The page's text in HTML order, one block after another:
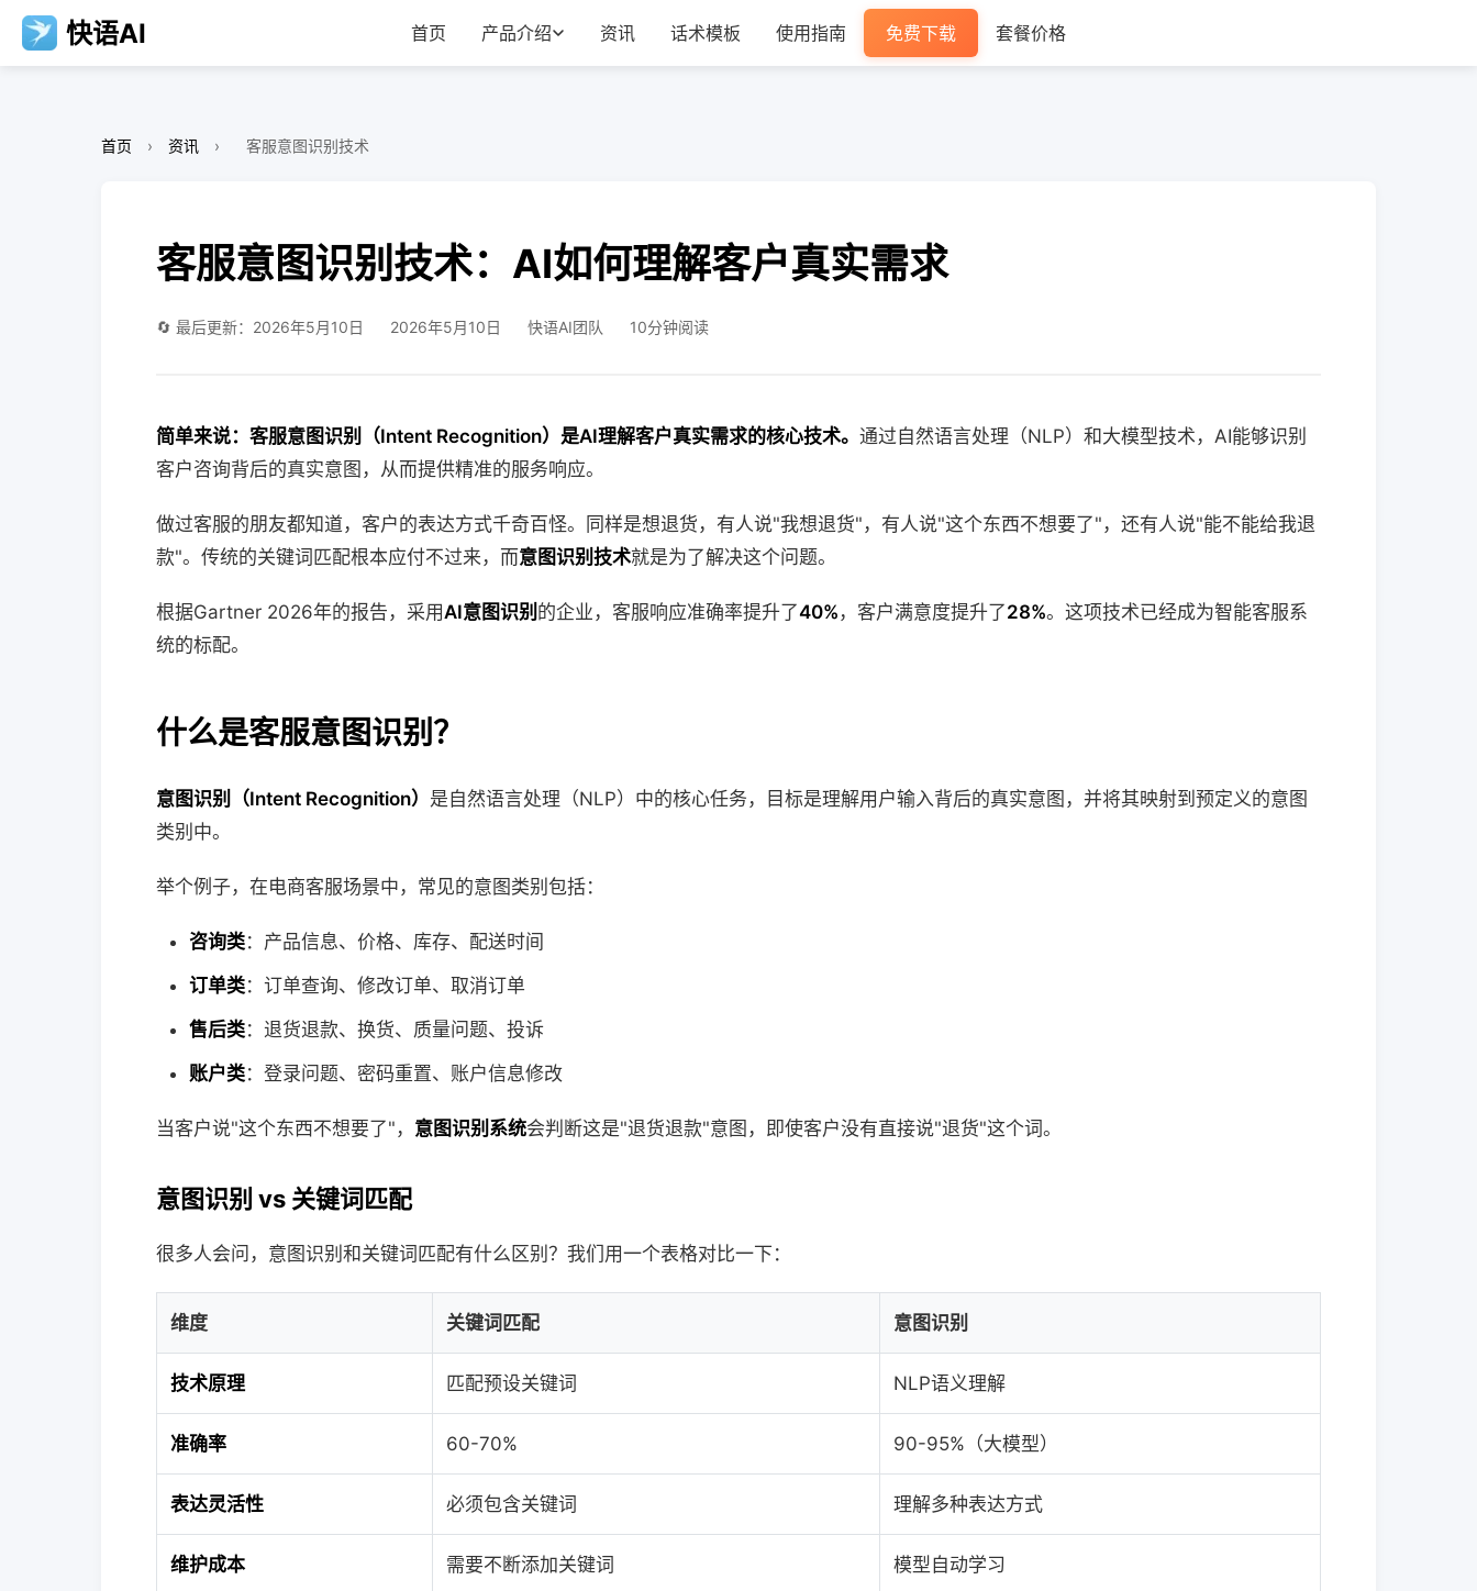
快语AI 首页 产品介绍 资讯 话术模板 使用指南 免费下载 套餐价格
首页 › 资讯 › 客服意图识别技术
客服意图识别技术：AI如何理解客户真实需求
🔄 最后更新：2026年5月10日 2026年5月10日 快语AI团队 10分钟阅读
简单来说：客服意图识别（Intent Recognition）是AI理解客户真实需求的核心技术。 通过自然语言处理（NLP）和大模型技术，AI能够识别
客户咨询背后的真实意图，从而提供精准的服务响应。
做过客服的朋友都知道，客户的表达方式千奇百怪。同样是想退货，有人说"我想退货"，有人说"这个东西不想要了"，还有人说"能不能给我退
款"。传统的关键词匹配根本应付不过来，而意图识别技术就是为了解决这个问题。
根据Gartner 2026年的报告，采用AI意图识别 的企业，客服响应准确率提升了40% ，客户满意度提升了28%。这项技术已经成为智能客服系
统的标配。
什么是客服意图识别？
意图识别（Intent Recognition） 是自然语言处理（NLP）中的核心任务，目标是理解用户输入背后的真实意图，并将其映射到预定义的意图
类别中。
举个例子，在电商客服场景中，常见的意图类别包括：
咨询类：产品信息、价格、库存、配送时间
订单类：订单查询、修改订单、取消订单
售后类：退货退款、换货、质量问题、投诉
账户类：登录问题、密码重置、账户信息修改
当客户说"这个东西不想要了"， 意图识别系统会判断这是"退货退款"意图，即使客户没有直接说"退货"这个词。
意图识别 vs 关键词匹配
很多人会问，意图识别和关键词匹配有什么区别？我们用一个表格对比一下：
维度 关键词匹配 意图识别
技术原理 匹配预设关键词 NLP语义理解
准确率 60-70% 90-95%（大模型）
表达灵活性 必须包含关键词 理解多种表达方式
维护成本 需要不断添加关键词 模型自动学习